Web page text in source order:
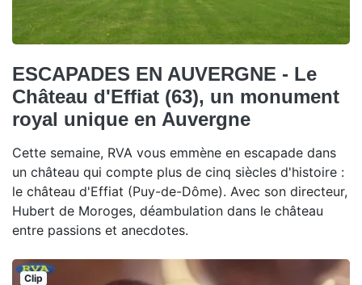
ESCAPADES EN AUVERGNE - Le
Château d'Effiat (63), un monument
royal unique en Auvergne
Cette semaine, RVA vous emmène en escapade dans
un château qui compte plus de cinq siècles d'histoire :
le château d'Effiat (Puy-de-Dôme). Avec son directeur,
Hubert de Moroges, déambulation dans le château
entre passions et anecdotes.
Clip